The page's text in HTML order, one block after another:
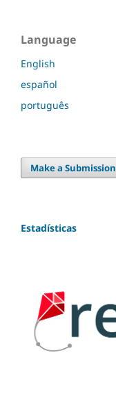
Language
English
español
português
Make a Submission
Estadísticas